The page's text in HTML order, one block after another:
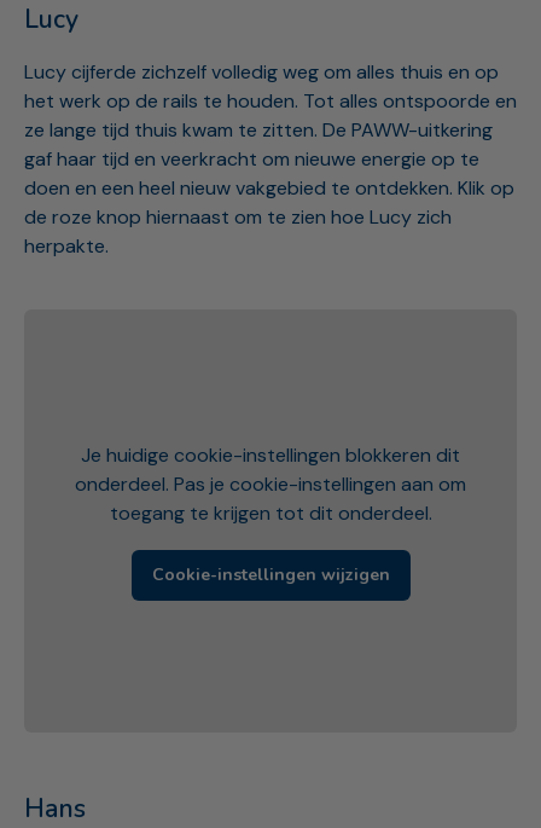
Lucy
Lucy cijferde zichzelf volledig weg om alles thuis en op
het werk op de rails te houden. Tot alles ontspoorde en
ze lange tijd thuis kwam te zitten. De PAWW-uitkering
gaf haar tijd en veerkracht om nieuwe energie op te
doen en een heel nieuw vakgebied te ontdekken. Klik op
de roze knop hiernaast om te zien hoe Lucy zich
herpakte.
Je huidige cookie-instellingen blokkeren dit
onderdeel. Pas je cookie-instellingen aan om
toegang te krijgen tot dit onderdeel.
Cookie-instellingen wijzigen
Hans